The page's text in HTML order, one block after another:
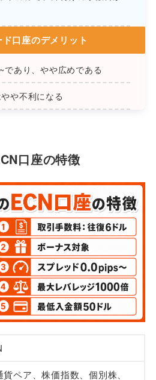
口座のデメリット
あり、やや広めである
や不利になる
口座の特徴
貨ペア、株価指数、個別株、